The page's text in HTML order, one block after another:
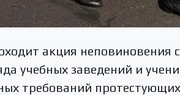
акция неповиновения
учебных заведений и
требований